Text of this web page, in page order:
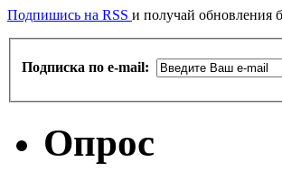
Подпишись на RSS и получай обновления
Подписка по e-mail:
Опрос